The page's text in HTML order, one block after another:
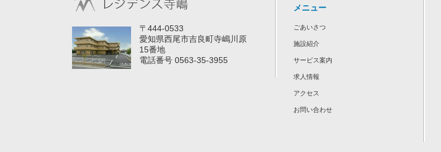
〒444-0533
愛知県西尾市吉良町寺嶋川原
15番地
電話番号 0563-35-3955
メニュー
ごあいさつ
施設紹介
サービス案内
求人情報
アクセス
お問い合わせ